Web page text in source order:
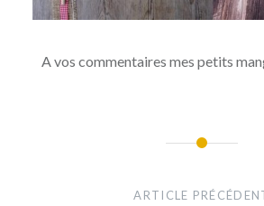
A vos commentaires mes petits
ARTICLE